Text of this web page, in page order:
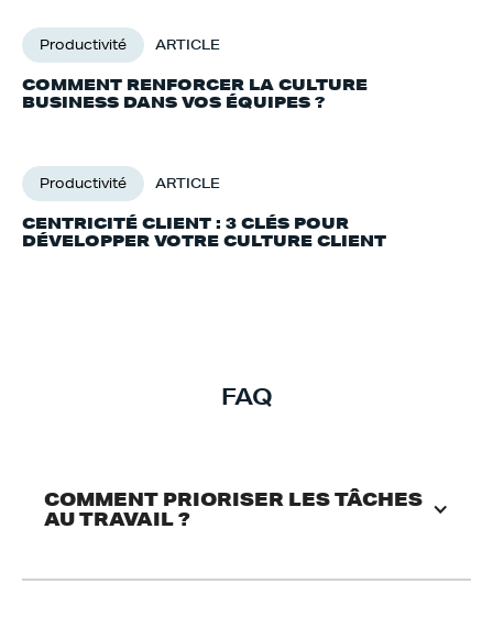
Productivité ARTICLE
COMMENT RENFORCER LA CULTURE
BUSINESS DANS VOS ÉQUIPES ?
Productivité ARTICLE
CENTRICITÉ CLIENT : 3 CLÉS POUR
DÉVELOPPER VOTRE CULTURE CLIENT
FAQ
COMMENT PRIORISER LES TÂCHES
AU TRAVAIL ?